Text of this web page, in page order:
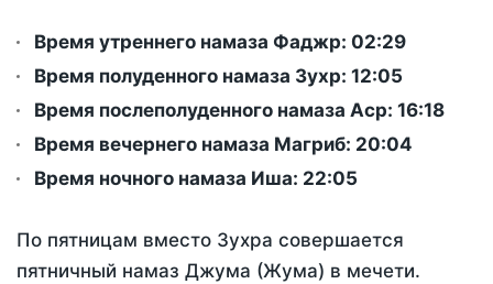
Время утреннего намаза Фаджр: 02:29
Время полуденного намаза Зухр: 12:05
Время послеполуденного намаза Аср: 16:18
Время вечернего намаза Магриб: 20:04
Время ночного намаза Иша: 22:05
По пятницам вместо Зухра совершается
пятничный намаз Джума (Жума) в мечети.